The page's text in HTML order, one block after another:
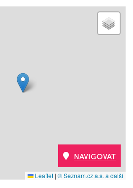
Leaflet | © Seznam.cz a.s. a další
NAVIGOVAT